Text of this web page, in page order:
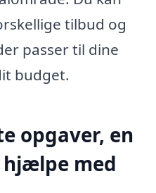
tilbud og
passer til dine
budget.
opgaver, en
med